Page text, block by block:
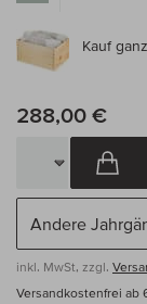
Kauf
288,00 €
inkl. MwSt, zzgl.
Versandkostenfrei ab